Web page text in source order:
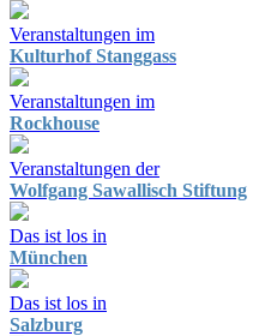
Veranstaltungen im
Kulturhof Stanggass
Veranstaltungen im
Rockhouse
Veranstaltungen der
Wolfgang Sawallisch Stiftung
Das ist los in
München
Das ist los in
Salzburg